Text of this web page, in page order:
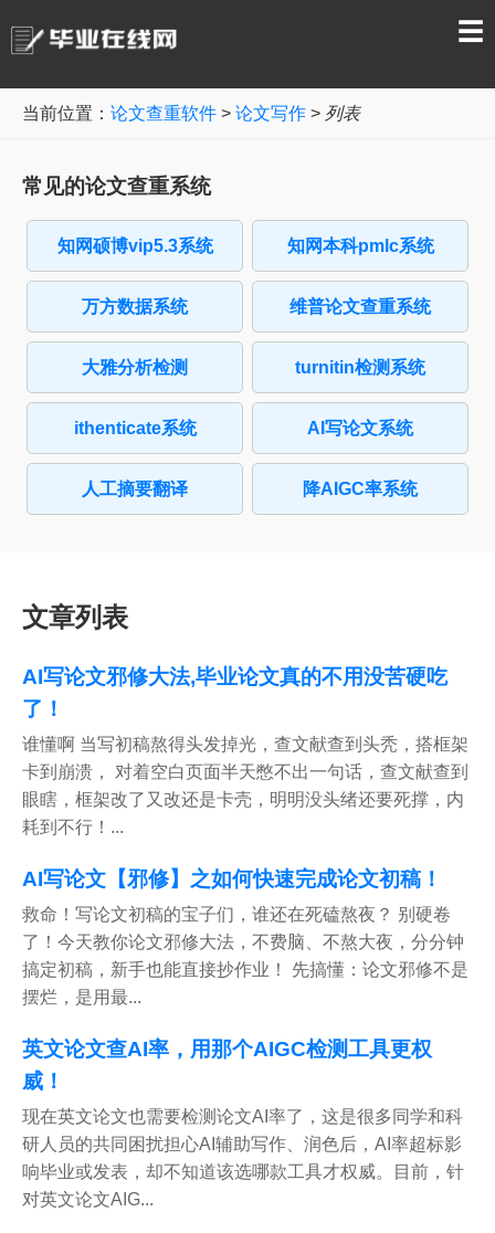
☰
当前位置： 论文查重软件 > 论文写作 > 列表
常见的论文查重系统
知网硕博vip5.3系统 知网本科pmlc系统
万方数据系统 维普论文查重系统
大雅分析检测 turnitin检测系统
ithenticate系统 AI写论文系统
人工摘要翻译 降AIGC率系统
文章列表
AI写论文邪修大法,毕业论文真的不用没苦硬吃
了！
谁懂啊 当写初稿熬得头发掉光，查文献查到头秃，搭框架
卡到崩溃， 对着空白页面半天憋不出一句话，查文献查到
眼瞎，框架改了又改还是卡壳，明明没头绪还要死撑，内
耗到不行！...
AI写论文【邪修】之如何快速完成论文初稿！
救命！写论文初稿的宝子们，谁还在死磕熬夜？ 别硬卷
了！今天教你论文邪修大法，不费脑、不熬大夜，分分钟
搞定初稿，新手也能直接抄作业！ 先搞懂：论文邪修不是
摆烂，是用最...
英文论文查AI率，用那个AIGC检测工具更权
威！
现在英文论文也需要检测论文AI率了，这是很多同学和科
研人员的共同困扰担心AI辅助写作、润色后，AI率超标影
响毕业或发表，却不知道该选哪款工具才权威。目前，针
对英文论文AIG...